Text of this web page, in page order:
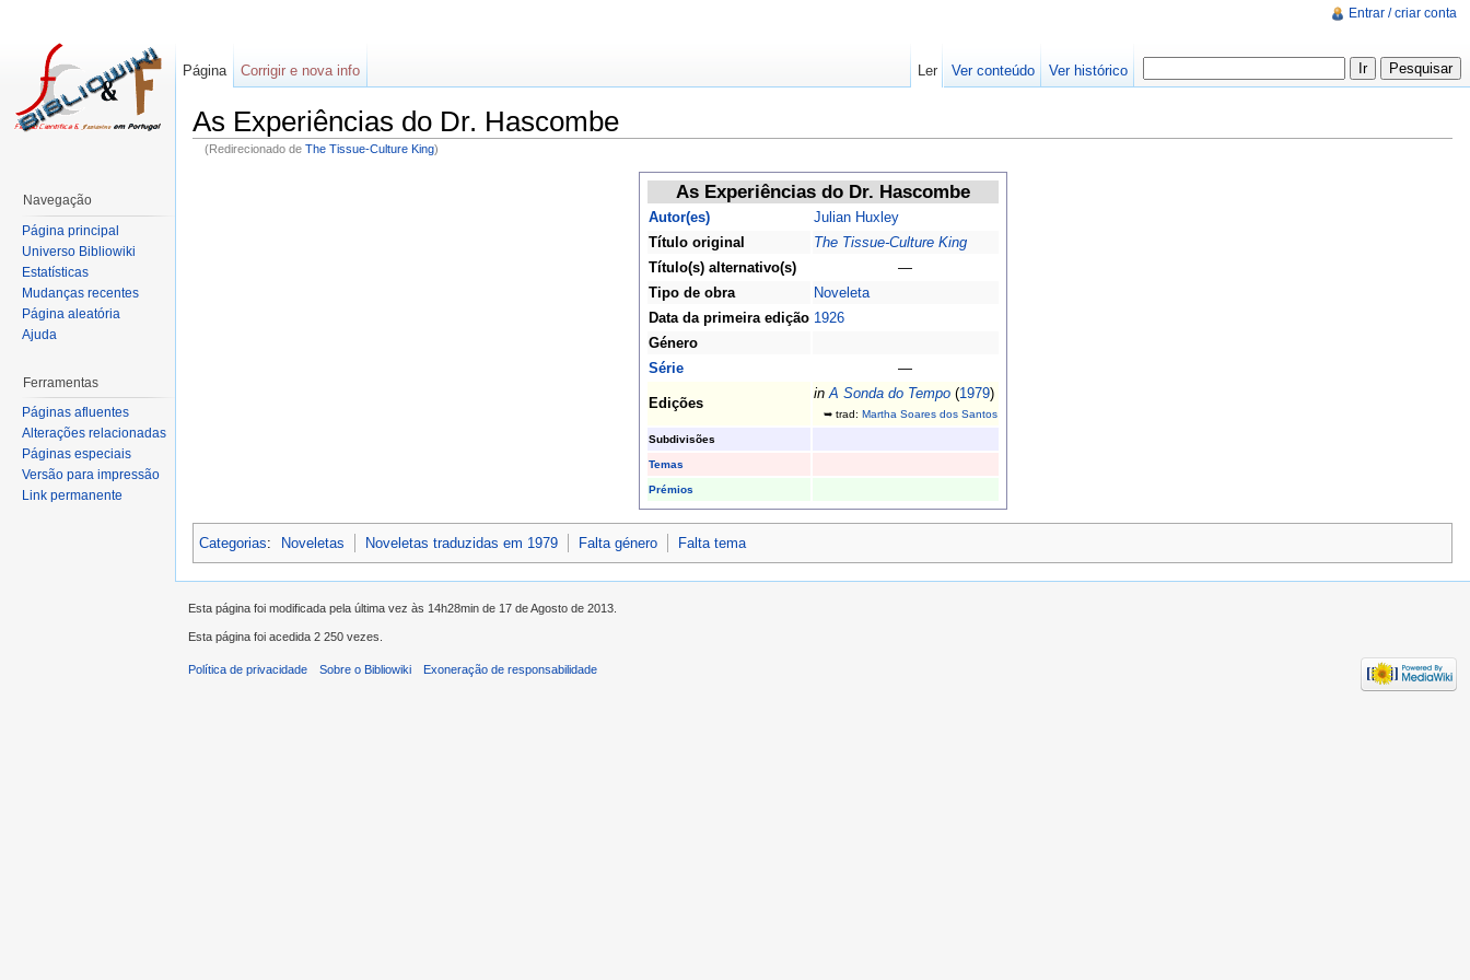
As Experiências do Dr. Hascombe
(Redirecionado de The Tissue-Culture King)
As Experiências do Dr. Hascombe
Autor(es)
Julian Huxley
Título original
The Tissue-Culture King
Título(s) alternativo(s)
—
Tipo de obra
Noveleta
Data da primeira edição 1926
Género
Série
—
Edições
in A Sonda do Tempo(1979)
➥ trad: Martha Soares dos Santos
Subdivisões
Temas
Prémios
Categorias: Noveletas Noveletas traduzidas em 1979 Falta género Falta tema
Entrar / criar conta
Página Corrigir e nova info Ler Ver conteúdo Ver histórico
Navegação
Página principal
Universo Bibliowiki
Estatísticas
Mudanças recentes
Página aleatória
Ajuda
Ferramentas
Páginas afluentes
Alterações relacionadas
Páginas especiais
Versão para impressão
Link permanente
Esta página foi modificada pela última vez às 14h28min de 17 de Agosto de 2013.
Esta página foi acedida 2 250 vezes.
Política de privacidade Sobre o Bibliowiki Exoneração de responsabilidade